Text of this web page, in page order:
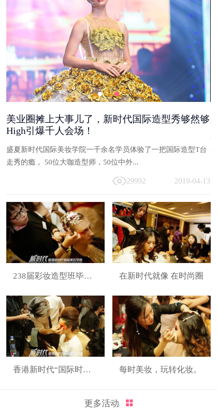
美业圈摊上大事儿了，新时代国际造型秀够然够
High引爆千人会场！
盛夏新时代国际美妆学院一千余名学员体验了一把国际造型T台
走秀的瘾， 50位大咖造型师，50位中外...
29992 2019-04-13
238届彩妆造型班毕业展 在新时代就像 在时尚圈
香港新时代“国际时装周”展演造型 每时美妆，玩转化妆。
更多活动